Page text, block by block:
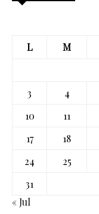
L
M
3
4
10
11
17
18
24
25
31
« Jul